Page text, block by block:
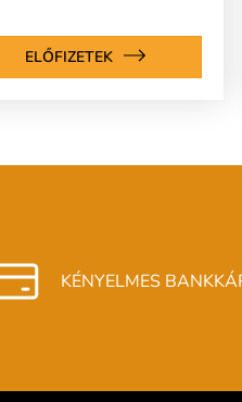
ELŐFIZETEK
KÉNYELMES